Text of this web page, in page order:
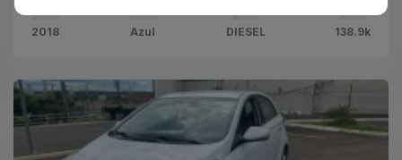
2018 Azul DIESEL 138.9k